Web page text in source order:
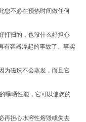
您不必在预热时间做任何
打扫的，也没什么好担心
有容器浮起的事故了。事实
为磁珠不会蒸发，而且它
曝晒性能，它可以使您的
再担心水溶性熔毁或失去